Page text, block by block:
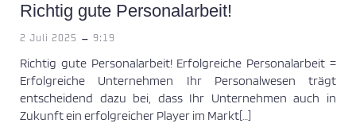
Richtig gute Personalarbeit!
2 Juli 2025 - 9:19
Richtig gute Personalarbeit! Erfolgreiche Personalarbeit =
Erfolgreiche Unternehmen Ihr Personalwesen trägt
entscheidend dazu bei, dass Ihr Unternehmen auch in
Zukunft ein erfolgreicher Player im Markt[…]